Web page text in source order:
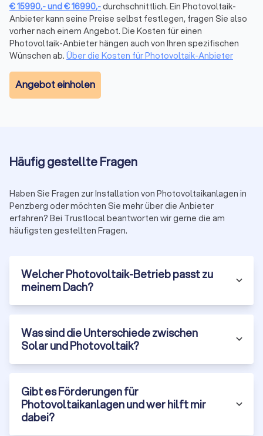
Erfahrungen bewertet haben. Sehen Sie sich die Profile und
Rezensionen an und holen Sie 4 gratis Angebote ein.
Wartung und Reparatur von Solaranlagen in
Penzberg
Ein Photovoltaik-Anbieter in Penzberg bietet auch Wartungs-
und Reparaturdienste für Ihre Solaranlage an. Durch
notwendigen Reparaturen durchzuführen und Ihre
einen lokalen Photovoltaik-Anlage-Anbieter in Penzberg und
Umgebung, um Ihre PV-Anlage professionell zu installieren
und zu warten. Holen Sie sich jetzt bis zu vier kostenlose
Angebote für Ihre Solaranlage und profitieren Sie von
attraktive Möglichkeit, Strom zu erzeugen. Mit den richtigen
Förderungen, einer guten Planung und einem erfahrenen
Installateur können Sie langfristig von den Vorteilen
profitieren. Nutzen Sie Trustlocal, um unverbindlich und
in Penzberg zu vergleichen und die beste Lösung für Ihr
Projekt zu finden. Die Investition in Photovoltaik ist nicht nur
finanzielle Entscheidung für die Zukunft.
€15990,-und€16990,-durchschnittlich. Ein Photovoltaik-
Anbieter kann seine Preise selbst festlegen, fragen Sie also
vorher nach einem Angebot. Die Kosten für einen
Photovoltaik-Anbieter hängen auch von Ihren spezifischen
Wünschen ab. Über die Kosten für Photovoltaik-Anbieter
Angebot einholen
Häufig gestellte Fragen
Haben Sie Fragen zur Installation von Photovoltaikanlagen in
Penzberg oder möchten Sie mehr über die Anbieter
erfahren? Bei Trustlocal beantworten wir gerne die am
häufigsten gestellten Fragen.
Welcher Photovoltaik-Betrieb passt zu
meinem Dach?
Was sind die Unterschiede zwischen
Solar und Photovoltaik?
Gibt es Förderungen für
Photovoltaikanlagen und wer hilft mir
dabei?